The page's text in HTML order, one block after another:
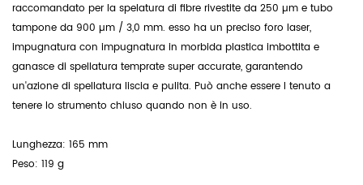
raccomandato per la spelatura di fibre rivestite da 250 µm e tubo
tampone da 900 µm / 3,0 mm. esso ha un preciso foro laser,
impugnatura con impugnatura in morbida plastica imbottita e
ganasce di spellatura temprate super accurate, garantendo
un'azione di spellatura liscia e pulita. Può anche essere l tenuto a
tenere lo strumento chiuso quando non è in uso.
Lunghezza: 165 mm
Peso: 119 g